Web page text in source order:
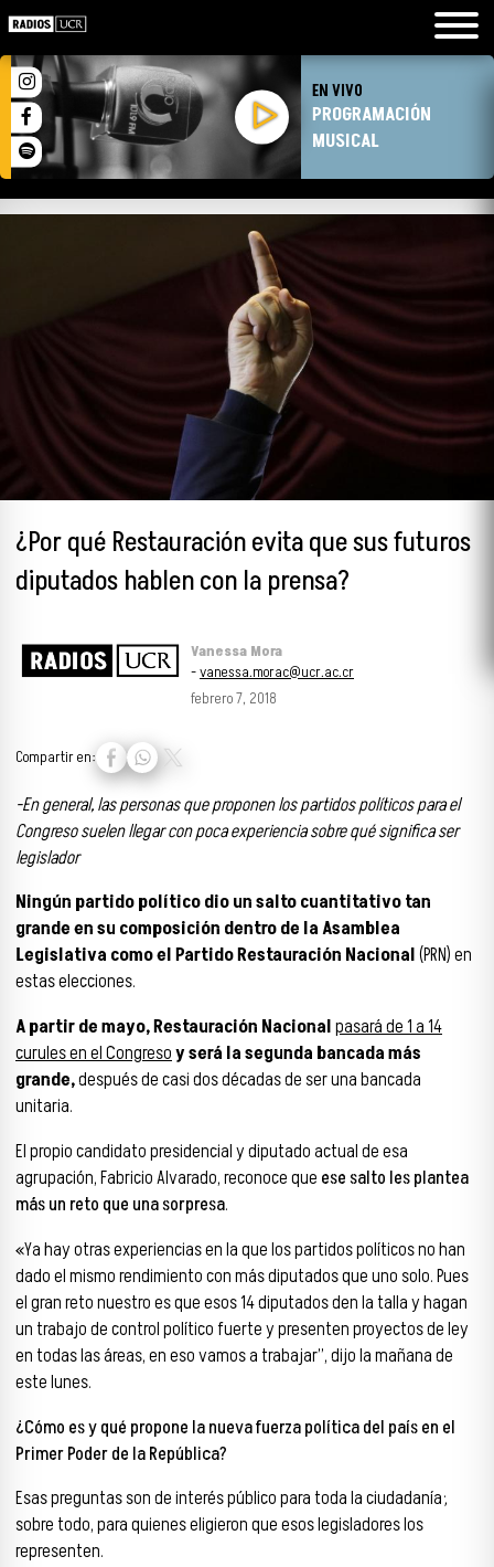
EN VIVO
PROGRAMACIÓN
MUSICAL
¿Por qué Restauración evita que sus futuros
diputados hablen con la prensa?
Vanessa Mora
-vanessa.morac@ucr.ac.cr
febrero 7, 2018
Compartir en:
-En general, las personas que proponen los partidos políticos para el
Congreso suelen llegar con poca experiencia sobre qué significa ser
legislador
Ningún partido político dio un salto cuantitativo tan
grande en su composición dentro de la Asamblea
Legislativa como el Partido Restauración Nacional(PRN) en
estas elecciones.
A partir de mayo, Restauración Nacionalpasará de 1 a 14
curules en el Congresoy será la segunda bancada más
grande,después de casi dos décadas de ser una bancada
unitaria.
El propio candidato presidencial y diputado actual de esa
agrupación, Fabricio Alvarado, reconoce que ese salto les plantea
más un reto que una sorpresa.
«Ya hay otras experiencias en la que los partidos políticos no han
dado el mismo rendimiento con más diputados que uno solo. Pues
el gran reto nuestro es que esos 14 diputados den la talla y hagan
un trabajo de control político fuerte y presenten proyectos de ley
en todas las áreas, en eso vamos a trabajar”, dijo la mañana de
este lunes.
¿Cómo es y qué propone la nueva fuerza política del país en el
Primer Poder de la República?
Esas preguntas son de interés público para toda la ciudadanía;
sobre todo, para quienes eligieron que esos legisladores los
representen.